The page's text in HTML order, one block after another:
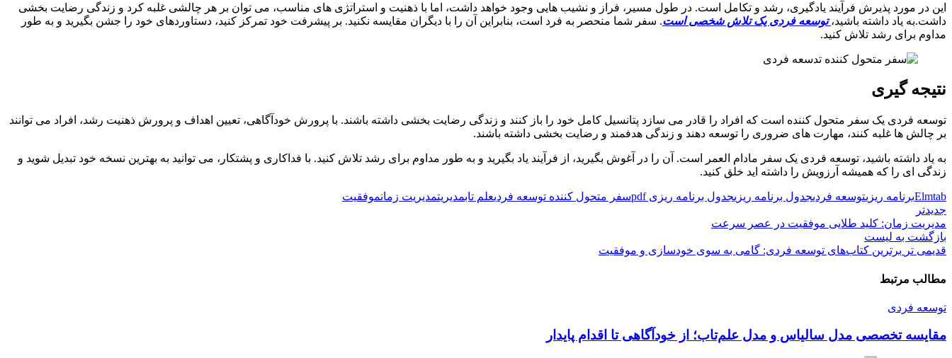
این در مورد پذیرش فرآیند یادگیری، رشد و تکامل است. در طول مسیر، فراز و نشیب هایی وجود خواهد داشت، اما با ذهنیت و استراتژی های مناسب، می توان بر هر چالشی غلبه کرد و زندگی رضایت بخشی
داشت.به یاد داشته باشید، توسعه فردی یک تلاش شخصی است. سفر شما منحصر به فرد است، بنابراین آن را با دیگران مقایسه نکنید. بر پیشرفت خود تمرکز کنید، دستاوردهای خود را جشن بگیرید و به طور
مداوم برای رشد تلاش کنید.
نتیجه گیری
توسعه فردی یک سفر متحول کننده است که افراد را قادر می سازد پتانسیل کامل خود را باز کنند و زندگی رضایت بخشی داشته باشند. با پرورش خودآگاهی، تعیین اهداف و پرورش ذهنیت رشد، افراد می توانند
بر چالش ها غلبه کنند، مهارت های ضروری را توسعه دهند و زندگی هدفمند و رضایت بخشی داشته باشند.
به یاد داشته باشید، توسعه فردی یک سفر مادام العمر است. آن را در آغوش بگیرید، از فرآیند یاد بگیرید و به طور مداوم برای رشد تلاش کنید. با فداکاری و پشتکار، می توانید به بهترین نسخه خود تبدیل شوید و
زندگی ای را که همیشه آرزویش را داشته اید خلق کنید.
Elmtabبرنامه ریزیتوسعه فردیجدول برنامه ریزیجدول برنامه ریزی pdf سفر متحول کننده توسعه فردیعلم تابمدیریتمدیریت زمانموفقیت
جدیدتر
مدیریت زمان: کلید طلایی موفقیت در عصر سرعت
بازگشت به لیست
قدیمی تر برترین کتاب‌های توسعه فردی: گامی به سوی خودسازی و موفقیت
مطالب مرتبط
توسعه فردی
مقایسه تخصصی مدل سالیاس و مدل علم‌تاب؛ از خودآگاهی تا اقدام پایدار